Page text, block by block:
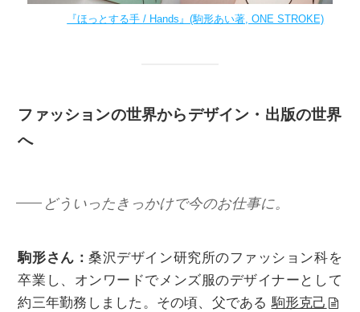
『ほっとする手 / Hands』(駒形あい著, ONE STROKE)
ファッションの世界からデザイン・出版の世界
へ
どういったきっかけで今のお仕事に。
駒形さん：桑沢デザイン研究所のファッション科を
卒業し、オンワードでメンズ服のデザイナーとして
約三年勤務しました。その頃、父である 駒形克己